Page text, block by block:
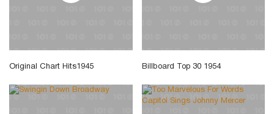
Original Chart Hits1945 Billboard Top 30 1954